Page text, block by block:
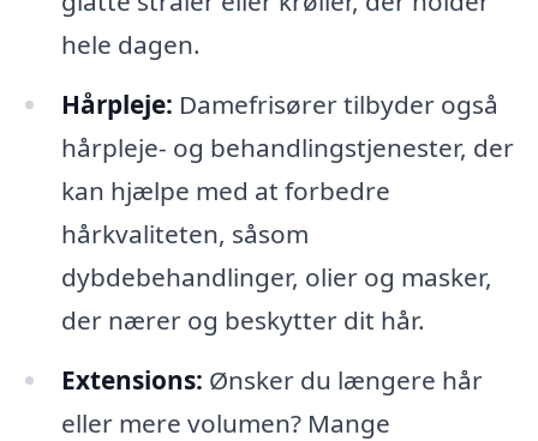
hele dagen.
Hårpleje: Damefrisører tilbyder også
hårpleje- og behandlingstjenester, der
kan hjælpe med at forbedre
hårkvaliteten, såsom
dybdebehandlinger, olier og masker,
der nærer og beskytter dit hår.
Extensions: Ønsker du længere hår
eller mere volumen? Mange